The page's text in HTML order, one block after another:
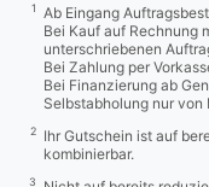
1
Ab Eingang
Bei Kauf auf Rechnung
unterschriebenen
Bei Zahlung per
Bei Finanzierung ab
Selbstabholung nur von
2
Ihr Gutschein ist auf
kombinierbar.
3